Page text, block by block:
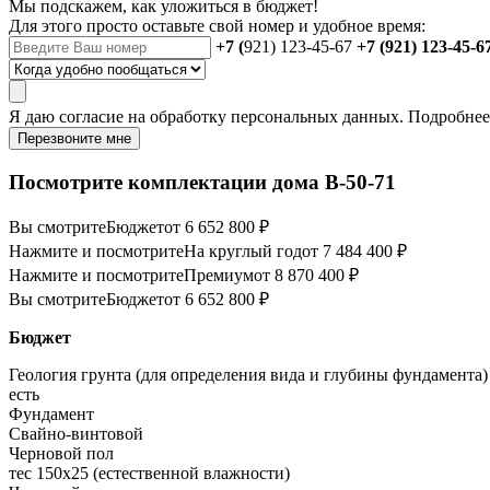
Мы подскажем, как уложиться в бюджет!
Для этого просто оставьте свой номер и удобное время:
+7 (921) 123-45-67 +7 (921) 123-45-
Я даю согласие на обработку персональных данных.
Перезвоните мне
Посмотрите комплектации дома B-50-71
Вы смотритеБюджетот 6 652 800 ₽
Нажмите и посмотритеНа круглый годот 7 484 400 ₽
Нажмите и посмотритеПремиумот 8 870 400 ₽
Вы смотритеБюджетот 6 652 800 ₽
Бюджет
Геология грунта (для определения вида и глубины фундамента)
есть
Фундамент
Свайно-винтовой
Черновой пол
тес 150х25 (естественной влажности)